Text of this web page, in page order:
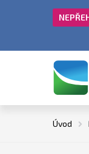
Úvod